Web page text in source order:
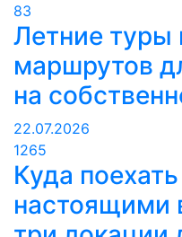
83
Летние туры
маршрутов
на
22.07.2026
1265
Куда
настоящими